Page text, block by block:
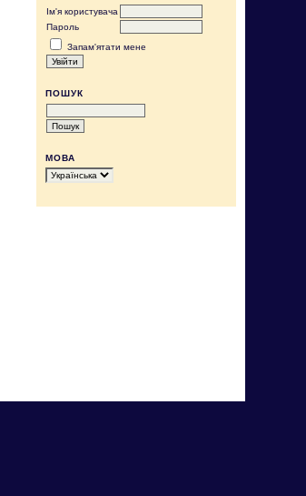
Ім'я користувача
Пароль
Запам'ятати мене
ПОШУК
МОВА